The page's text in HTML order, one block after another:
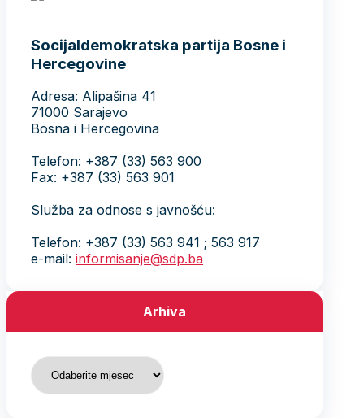
Socijaldemokratska partija Bosne i
Hercegovine
Adresa: Alipašina 41
71000 Sarajevo
Bosna i Hercegovina
Telefon: +387 (33) 563 900
Fax: +387 (33) 563 901
Služba za odnose s javnošću:
Telefon: +387 (33) 563 941 ; 563 917
e-mail: informisanje@sdp.ba
Arhiva
Arhiva